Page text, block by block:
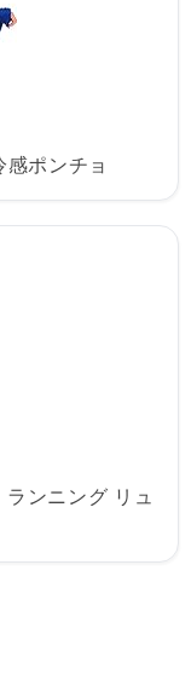
ポンチョ
ンニング リュ